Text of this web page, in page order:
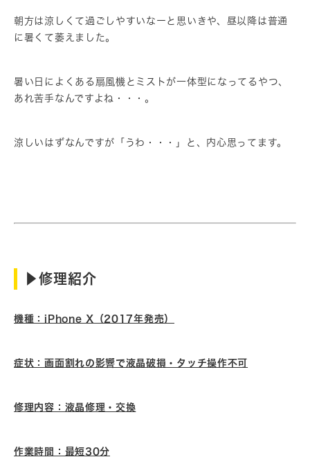
朝方は涼しくて過ごしやすいなーと思いきや、昼以降は普通
に暑くて萎えました。
暑い日によくある扇風機とミストが一体型になってるやつ、
あれ苦手なんですよね・・・。
涼しいはずなんですが「うわ・・・」と、内心思ってます。
▶︎修理紹介
機種：iPhone X（2017年発売）
症状：画面割れの影響で液晶破損・タッチ操作不可
修理内容：液晶修理・交換
作業時間：最短30分